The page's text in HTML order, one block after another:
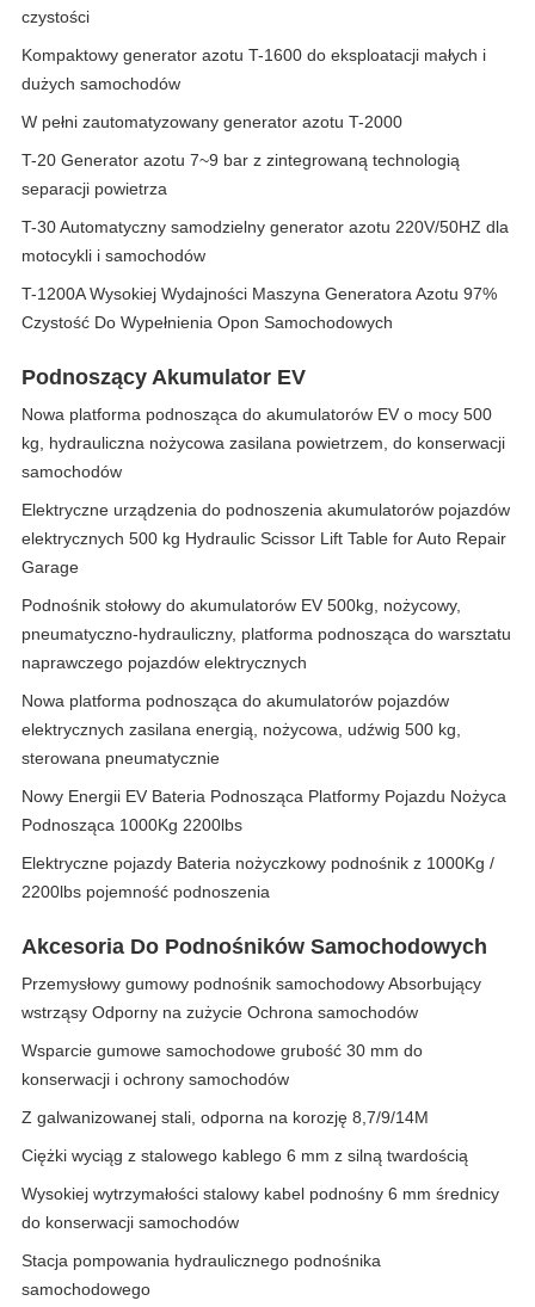
czystości
Kompaktowy generator azotu T-1600 do eksploatacji małych i
dużych samochodów
W pełni zautomatyzowany generator azotu T-2000
T-20 Generator azotu 7~9 bar z zintegrowaną technologią
separacji powietrza
T-30 Automatyczny samodzielny generator azotu 220V/50HZ dla
motocykli i samochodów
T-1200A Wysokiej Wydajności Maszyna Generatora Azotu 97%
Czystość Do Wypełnienia Opon Samochodowych
Podnoszący Akumulator EV
Nowa platforma podnosząca do akumulatorów EV o mocy 500
kg, hydrauliczna nożycowa zasilana powietrzem, do konserwacji
samochodów
Elektryczne urządzenia do podnoszenia akumulatorów pojazdów
elektrycznych 500 kg Hydraulic Scissor Lift Table for Auto Repair
Garage
Podnośnik stołowy do akumulatorów EV 500kg, nożycowy,
pneumatyczno-hydrauliczny, platforma podnosząca do warsztatu
naprawczego pojazdów elektrycznych
Nowa platforma podnosząca do akumulatorów pojazdów
elektrycznych zasilana energią, nożycowa, udźwig 500 kg,
sterowana pneumatycznie
Nowy Energii EV Bateria Podnosząca Platformy Pojazdu Nożyca
Podnosząca 1000Kg 2200lbs
Elektryczne pojazdy Bateria nożyczkowy podnośnik z 1000Kg /
2200lbs pojemność podnoszenia
Akcesoria Do Podnośników Samochodowych
Przemysłowy gumowy podnośnik samochodowy Absorbujący
wstrząsy Odporny na zużycie Ochrona samochodów
Wsparcie gumowe samochodowe grubość 30 mm do
konserwacji i ochrony samochodów
Z galwanizowanej stali, odporna na korozję 8,7/9/14M
Ciężki wyciąg z stalowego kablego 6 mm z silną twardością
Wysokiej wytrzymałości stalowy kabel podnośny 6 mm średnicy
do konserwacji samochodów
Stacja pompowania hydraulicznego podnośnika
samochodowego